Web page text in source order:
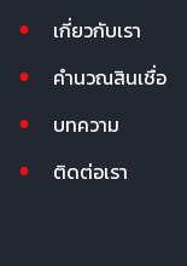
เกี่ยวกับเรา
คำนวณสินเชื่อ
บทความ
ติดต่อเรา